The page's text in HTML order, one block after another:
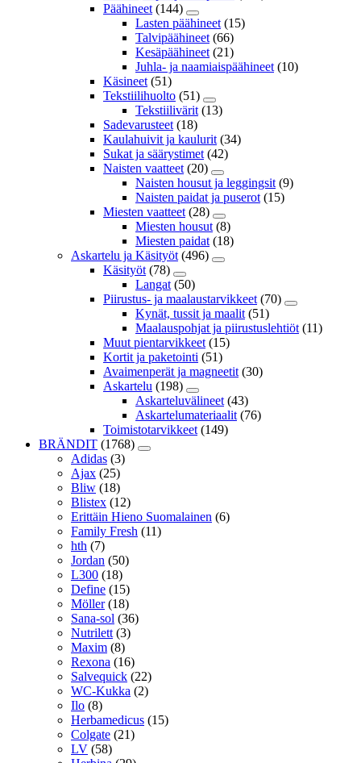
Päähineet (144)
Lasten päähineet (15)
Talvipäähineet (66)
Kesäpäähineet (21)
Juhla- ja naamiaispäähineet (10)
Käsineet (51)
Tekstiilihuolto (51)
Tekstiilivärit (13)
Sadevarusteet (18)
Kaulahuivit ja kaulurit (34)
Sukat ja säärystimet (42)
Naisten vaatteet (20)
Naisten housut ja leggingsit (9)
Naisten paidat ja puserot (15)
Miesten vaatteet (28)
Miesten housut (8)
Miesten paidat (18)
Askartelu ja Käsityöt (496)
Käsityöt (78)
Langat (50)
Piirustus- ja maalaustarvikkeet (70)
Kynät, tussit ja maalit (51)
Maalauspohjat ja piirustuslehtiöt (11)
Muut pientarvikkeet (15)
Kortit ja paketointi (51)
Avaimenperät ja magneetit (30)
Askartelu (198)
Askarteluvälineet (43)
Askartelumateriaalit (76)
Toimistotarvikkeet (149)
BRÄNDIT (1768)
Adidas (3)
Ajax (25)
Bliw (18)
Blistex (12)
Erittäin Hieno Suomalainen (6)
Family Fresh (11)
hth (7)
Jordan (50)
L300 (18)
Define (15)
Möller (18)
Sana-sol (36)
Nutrilett (3)
Maxim (8)
Rexona (16)
Salvequick (22)
WC-Kukka (2)
Ilo (8)
Herbamedicus (15)
Colgate (21)
LV (58)